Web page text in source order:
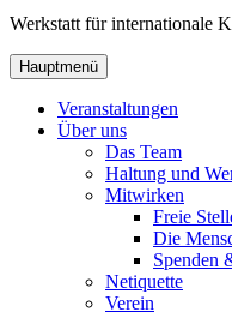
Werkstatt für internationale
Hauptmenü
Veranstaltungen
Über uns
Das Team
Haltung und
Mitwirken
Freie
Die
Spenden
Netiquette
Verein